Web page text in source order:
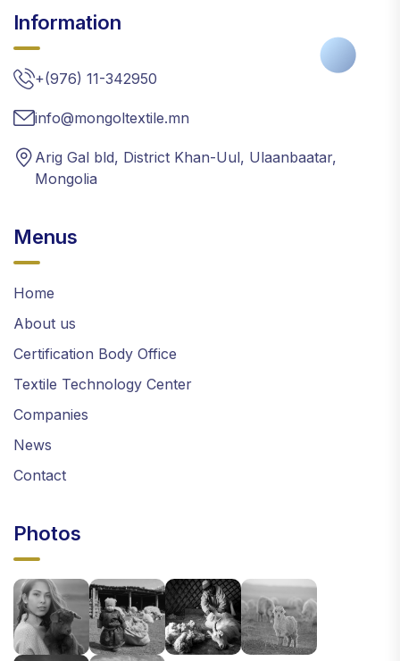
Information
+(976) 11-342950
info@mongoltextile.mn
Arig Gal bld, District Khan-Uul, Ulaanbaatar,
Mongolia
Menus
Home
About us
Certification Body Office
Textile Technology Center
Companies
News
Contact
Photos